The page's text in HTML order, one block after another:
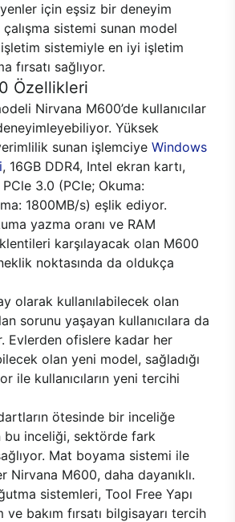
için eşsiz bir deneyim
sistemi sunan model
sistemiyle en iyi işletim
fırsatı sağlıyor.
Özellikleri
Nirvana M600’de kullanıcılar
Yüksek
sunan işlemciye Windows
, 16GB DDR4, Intel ekran kartı,
3.0 (PCle; Okuma:
1800MB/s) eşlik ediyor.
yazma oranı ve RAM
karşılayacak olan M600
noktasında da oldukça
olarak kullanılabilecek olan
sorunu yaşayan kullanıcılara da
Evlerden ofislere kadar her
olan yeni model, sağladığı
ile kullanıcıların yeni tercihi
ötesinde bir inceliğe
bu inceliği, sektörde fark
Mat boyama sistemi ile
Nirvana M600, daha dayanıklı.
sistemleri, Tool Free Yapı
bakım fırsatı bilgisayarı tercih